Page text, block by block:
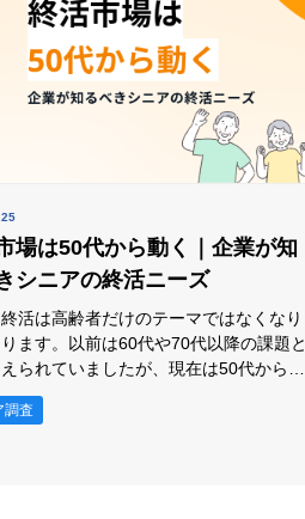
場は50代から動く｜企業が知
シニアの終活ニーズ
活は高齢者だけのテーマではなくなり
ます。以前は60代や70代以降の課題と
えられていましたが、現在は50代から終
増えています。 検索市場でも「50
といったキーワードが見られ、終活へ
調査